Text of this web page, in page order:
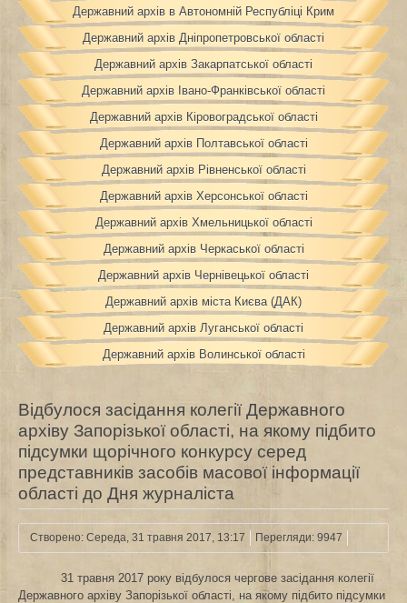
Державний архів в Автономній Республіці Крим
Державний архів Дніпропетровської області
Державний архів Закарпатської області
Державний архів Івано-Франківської області
Державний архів Кіровоградської області
Державний архів Полтавської області
Державний архів Рівненської області
Державний архів Херсонської області
Державний архів Хмельницької області
Державний архів Черкаської області
Державний архів Чернівецької області
Державний архів міста Києва (ДАК)
Державний архів Луганської області
Державний архів Волинської області
Відбулося засідання колегії Державного
архіву Запорізької області, на якому підбито
підсумки щорічного конкурсу серед
представників засобів масової інформації
області до Дня журналіста
Створено: Середа, 31 травня 2017, 13:17 Перегляди: 9947
31 травня 2017 року відбулося чергове засідання колегії
Державного архіву Запорізької області, на якому підбито підсумки